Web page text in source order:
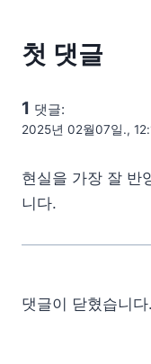
첫 댓글
1 댓글:
2025년 02월07일.,
현실을 가장 잘 반
니다.
댓글이 닫혔습니다.